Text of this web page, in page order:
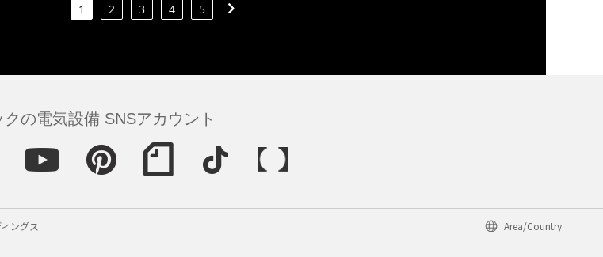
1 2 3 4 5
の電気設備 SNSアカウント
ングス
Area/Country